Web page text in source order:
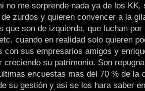
no me sorprende nada ya de los KK,
zurdos y quieren convencer a la
que son de izquierda, que luchan
cuando en realidad solo quieren
con sus empresarios amigos y
creciendo su patrimonio. Son
encuestas mas del 70 % de la
su gestión y asi se los hara saber